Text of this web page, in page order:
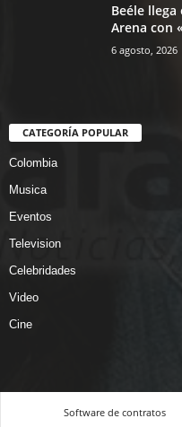
Beéle
Arena con
6 agosto, 2026
CATEGORÍA POPULAR
Colombia
Musica
Eventos
Television
Celebridades
Video
Cine
Software de contratos